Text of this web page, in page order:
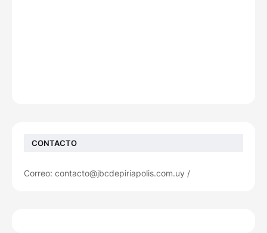
CONTACTO
Correo: contacto@jbcdepiriapolis.com.uy /